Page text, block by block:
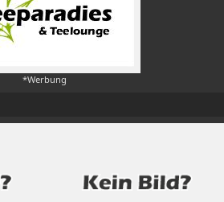
*Werbung